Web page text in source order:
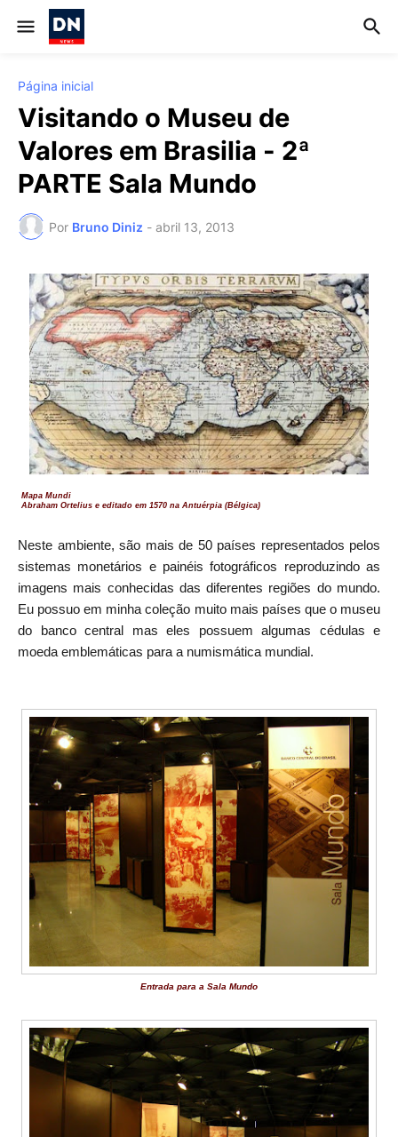
Página inicial
Visitando o Museu de
Valores em Brasilia - 2ª
PARTE Sala Mundo
Por Bruno Diniz - abril 13, 2013
Mapa Mundi
Abraham Ortelius e editado em 1570 na Antuérpia (Bélgica)
Neste ambiente, são mais de 50 países representados pelos
sistemas monetários e painéis fotográficos reproduzindo as
imagens mais conhecidas das diferentes regiões do mundo.
Eu possuo em minha coleção muito mais países que o museu
do banco central mas eles possuem algumas cédulas e
moeda emblemáticas para a numismática mundial.
Entrada para a Sala Mundo